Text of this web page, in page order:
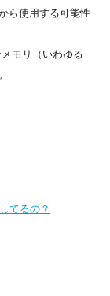
ら使用する可能性
モリ（いわゆる
てるの？